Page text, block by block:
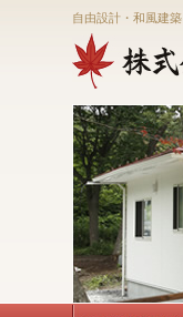
自由設計・和風建